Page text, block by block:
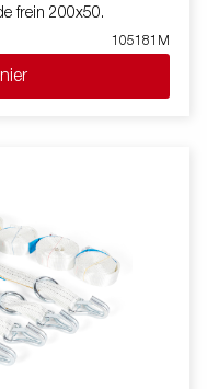
frein 200x50.
105181M